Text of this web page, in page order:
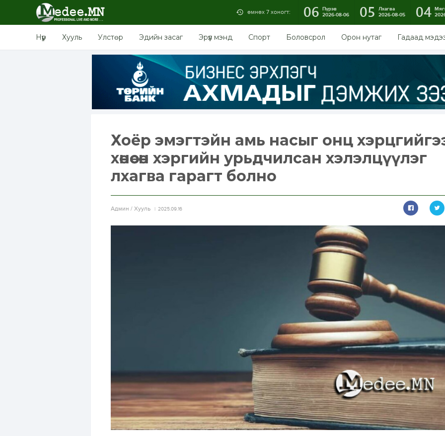
өмнөх 7 хоногт: 06 Пүрэв
2026-08-06
05
Лхагва
2026-08-05
04
Нүүр Хууль Улстөр Эдийн засаг Эрүүл мэнд Спорт Боловсрол Орон нутаг Гадаад
Хоёр эмэгтэйн амь насыг онц
хөнөөсөн хэргийн урьдчилсан хэлэлцүүлэг
лхагва гарагт болно
Aдмин / Хууль 2025.09.16